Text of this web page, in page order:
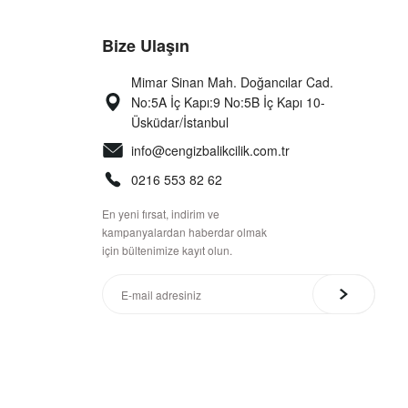
Bize Ulaşın
Mimar Sinan Mah. Doğancılar Cad.
No:5A İç Kapı:9 No:5B İç Kapı 10-
Üsküdar/İstanbul
info@cengizbalikcilik.com.tr
0216 553 82 62
En yeni fırsat, indirim ve
kampanyalardan haberdar olmak
için bültenimize kayıt olun.